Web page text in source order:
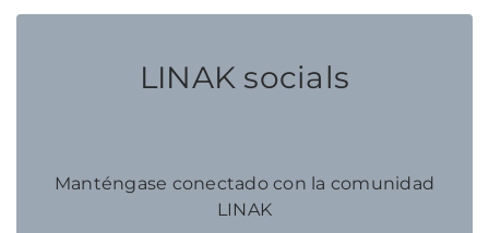
LINAK socials
Manténgase conectado con la comunidad
LINAK